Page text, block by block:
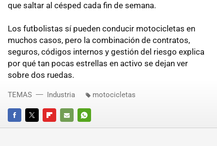
que saltar al césped cada fin de semana.
Los futbolistas sí pueden conducir motocicletas en
muchos casos, pero la combinación de contratos,
seguros, códigos internos y gestión del riesgo explica
por qué tan pocas estrellas en activo se dejan ver
sobre dos ruedas.
FACEBOOKTWITTERFLIPBOARD
E-
WHATSAPP
TEMAS Industria motocicletas